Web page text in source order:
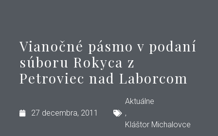
Vianočné pásmo v podaní
súboru Rokyca z
Petroviec nad Laborcom
27 decembra, 2011
Aktuálne
,
Kláštor Michalovce